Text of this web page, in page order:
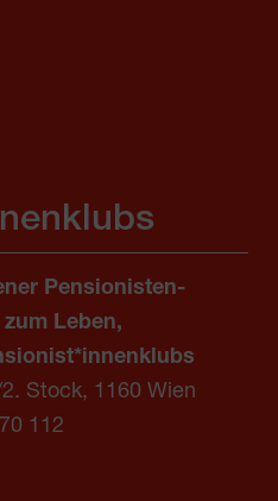
Pensionisten-
Leben,
Stock, 1160 Wien
112